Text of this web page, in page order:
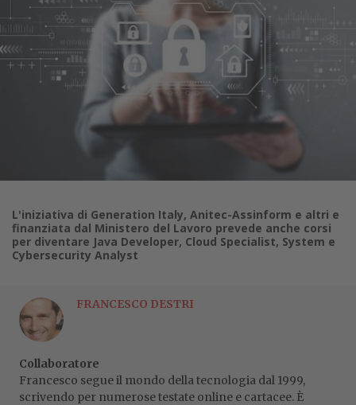
L'iniziativa di Generation Italy, Anitec-Assinform e altri e
finanziata dal Ministero del Lavoro prevede anche corsi
per diventare Java Developer, Cloud Specialist, System e
Cybersecurity Analyst
FRANCESCO DESTRI
Collaboratore
Francesco segue il mondo della tecnologia dal 1999,
scrivendo per numerose testate online e cartacee. È